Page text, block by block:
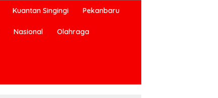
Kuantan Singingi Pekanbaru
Nasional Olahraga